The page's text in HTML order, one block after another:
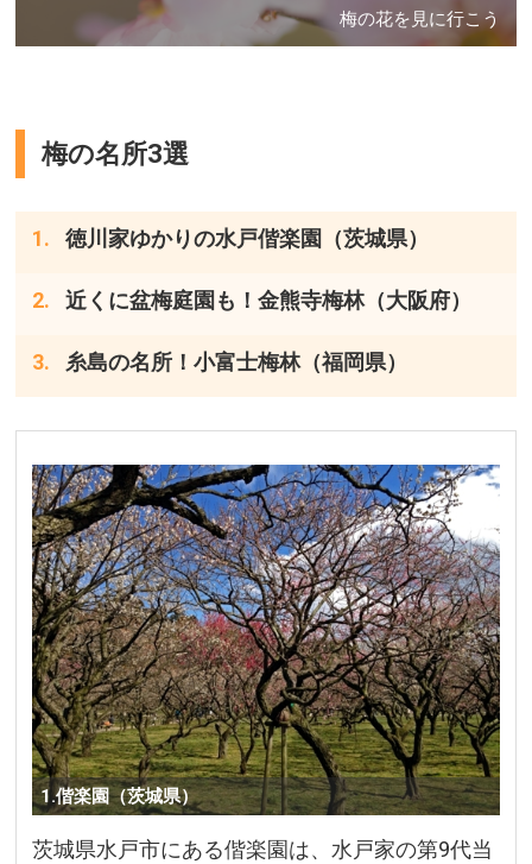
梅の花を見に行こう
梅の名所3選
徳川家ゆかりの水戸偕楽園（茨城県）
近くに盆梅庭園も！金熊寺梅林（大阪府）
糸島の名所！小富士梅林（福岡県）
1.偕楽園（茨城県）
茨城県水戸市にある偕楽園は、水戸家の第9代当